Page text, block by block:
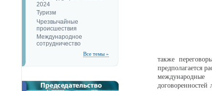
2024
Туризм
Чрезвычайные
происшествия
Международное
сотрудничество
Все темы »
также
предполагается